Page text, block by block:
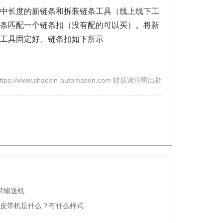
长度的新链条和拆装链条工具（线上线下工
匹配一个链条扣（没有配的可以买）。将新
具固定好。链条扣如下所示
www.shaoxin-automation.com 转载请注明出处
输送机
带机是什么？有什么样式